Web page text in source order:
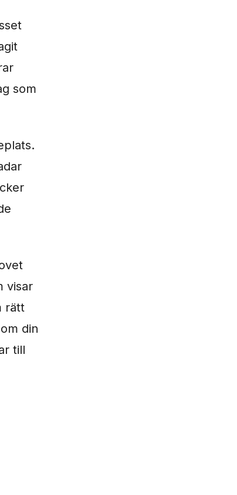
som
visar
rätt
din
till